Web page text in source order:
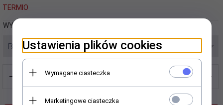
TERMIO
WYBIERZ GRATIS:
BEZ GRATISU
Ustawienia plików cookies
Wymagane ciasteczka
Marketingowe ciasteczka